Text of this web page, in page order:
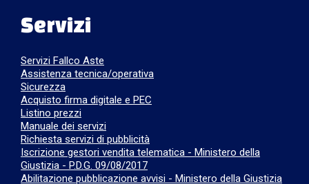
Servizi
Servizi Fallco Aste
Assistenza tecnica/operativa
Sicurezza
Acquisto firma digitale e PEC
Listino prezzi
Manuale dei servizi
Richiesta servizi di pubblicità
Iscrizione gestori vendita telematica - Ministero della
Giustizia - P.D.G. 09/08/2017
Abilitazione pubblicazione avvisi - Ministero della Giustizia